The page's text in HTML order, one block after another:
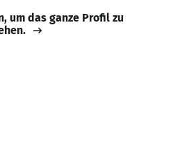
um das ganze Profil zu